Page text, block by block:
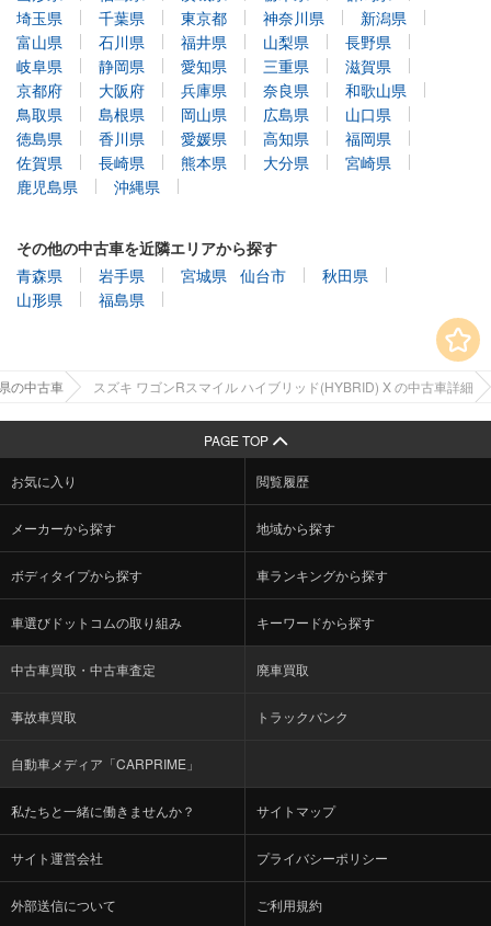
埼玉県
千葉県 東京都 神奈川県
新潟県
富山県
石川県 福井県 山梨県
長野県
岐阜県
静岡県 愛知県 三重県
滋賀県
京都府
大阪府 兵庫県 奈良県
和歌山県
鳥取県
島根県 岡山県 広島県
山口県
徳島県
香川県 愛媛県 高知県
福岡県
佐賀県
長崎県 熊本県 大分県
宮崎県
鹿児島県
沖縄県
その他の中古車を近隣エリアから探す
青森県
岩手県 宮城県 仙台市
秋田県
山形県
福島県
の中古車 スズキ ワゴンRスマイル ハイブリッド(HYBRID) X の中古車詳細
PAGE TOP
お気に入り 閲覧履歴
メーカーから探す 地域から探す
ボディタイプから探す 車ランキングから探す
車選びドットコムの取り組み キーワードから探す
中古車買取・中古車査定 廃車買取
事故車買取 トラックバンク
自動車メディア「CARPRIME」
私たちと一緒に働きませんか？ サイトマップ
サイト運営会社 プライバシーポリシー
外部送信について ご利用規約